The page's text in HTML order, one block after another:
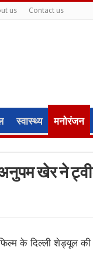
us Contact us
स्वास्थ्य मनोरंजन
अनुपम खेर ने
फिल्म के दिल्ली शेड्यूल की